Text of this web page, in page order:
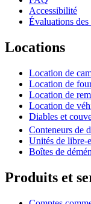
Accessibilité
Évaluations des
Locations
Location de
Location de
Location de
Location de
Diables et
Conteneurs de
Unités de libre-
Boîtes de
Produits et